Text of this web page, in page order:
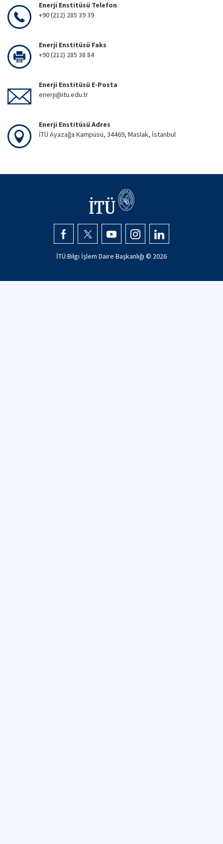
Enerji Enstitüsü Telefon
+90 (212) 285 39 39
Enerji Enstitüsü Faks
+90 (212) 285 38 84
Enerji Enstitüsü E-Posta
enerji@itu.edu.tr
Enerji Enstitüsü Adres
İTÜ Ayazağa Kampüsü, 34469, Maslak, İstanbul
İTÜ Bilgi İşlem Daire Başkanlığı © 2026